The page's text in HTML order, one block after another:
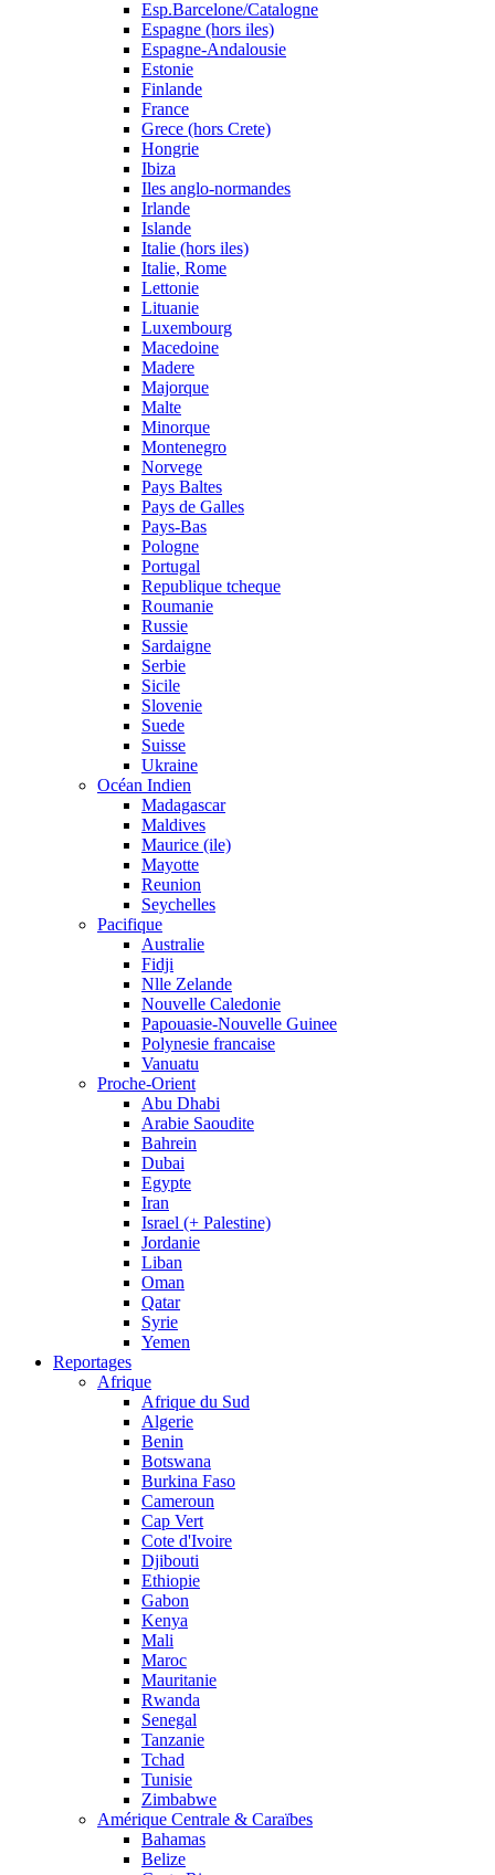
Esp.Barcelone/Catalogne
Espagne (hors iles)
Espagne-Andalousie
Estonie
Finlande
France
Grece (hors Crete)
Hongrie
Ibiza
Iles anglo-normandes
Irlande
Islande
Italie (hors iles)
Italie, Rome
Lettonie
Lituanie
Luxembourg
Macedoine
Madere
Majorque
Malte
Minorque
Montenegro
Norvege
Pays Baltes
Pays de Galles
Pays-Bas
Pologne
Portugal
Republique tcheque
Roumanie
Russie
Sardaigne
Serbie
Sicile
Slovenie
Suede
Suisse
Ukraine
Océan Indien
Madagascar
Maldives
Maurice (ile)
Mayotte
Reunion
Seychelles
Pacifique
Australie
Fidji
Nlle Zelande
Nouvelle Caledonie
Papouasie-Nouvelle Guinee
Polynesie francaise
Vanuatu
Proche-Orient
Abu Dhabi
Arabie Saoudite
Bahrein
Dubai
Egypte
Iran
Israel (+ Palestine)
Jordanie
Liban
Oman
Qatar
Syrie
Yemen
Reportages
Afrique
Afrique du Sud
Algerie
Benin
Botswana
Burkina Faso
Cameroun
Cap Vert
Cote d'Ivoire
Djibouti
Ethiopie
Gabon
Kenya
Mali
Maroc
Mauritanie
Rwanda
Senegal
Tanzanie
Tchad
Tunisie
Zimbabwe
Amérique Centrale & Caraïbes
Bahamas
Belize